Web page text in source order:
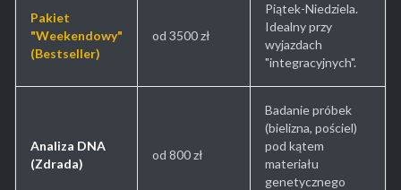
Pakiet
"Weekendowy"
(Bestseller)
od 3500 zł
Piątek-Niedziela.
Idealny przy
wyjazdach
"integracyjnych".
Analiza DNA
(Zdrada)
od 800 zł
Badanie próbek
(bielizna, pościel)
pod kątem
materiału
genetycznego